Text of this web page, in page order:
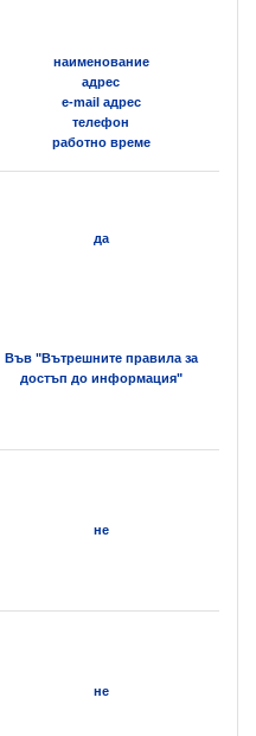
наименование
адрес
e-mail адрес
телефон
работно време
да
Във "Вътрешните правила за
достъп до информация"
не
не